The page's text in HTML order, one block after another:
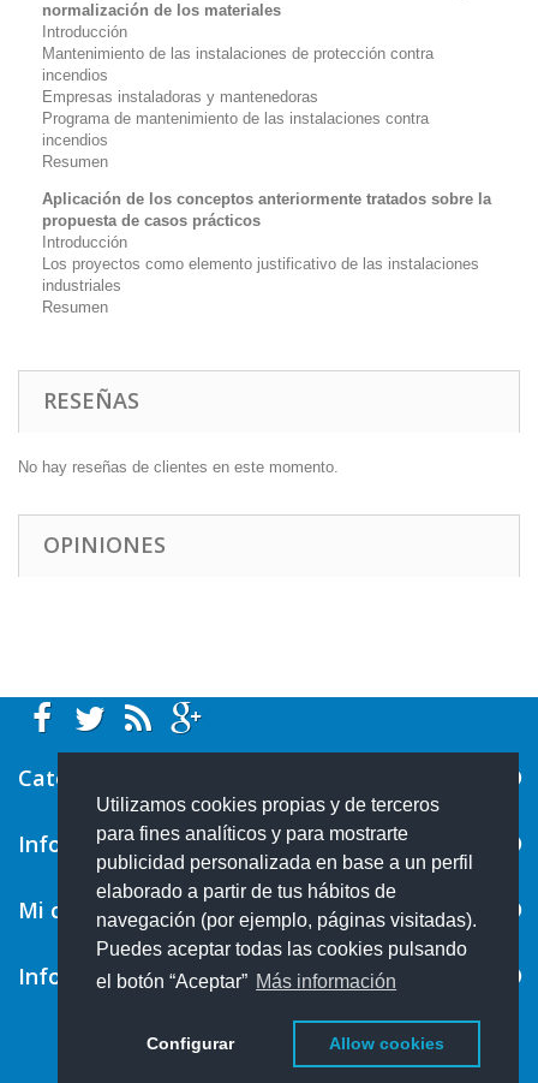
Utilizamos cookies propias y de terceros
para fines analíticos y para mostrarte
publicidad personalizada en base a un perfil
elaborado a partir de tus hábitos de
navegación (por ejemplo, páginas visitadas).
Puedes aceptar todas las cookies pulsando
el botón “Aceptar” Más información
Configurar Allow cookies
normalización de los materiales
Introducción
Mantenimiento de las instalaciones de protección contra
incendios
Empresas instaladoras y mantenedoras
Programa de mantenimiento de las instalaciones contra
incendios
Resumen
Aplicación de los conceptos anteriormente tratados sobre la
propuesta de casos prácticos
Introducción
Los proyectos como elemento justificativo de las instalaciones
industriales
Resumen
RESEÑAS
No hay reseñas de clientes en este momento.
OPINIONES
Categorías
Información
Mi cuenta
Información sobre la tienda